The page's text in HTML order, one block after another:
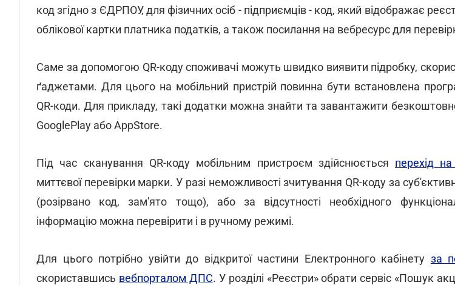
код згідно з ЄДРПОУ, для фізичних осіб - підприємців - код, який відображає
облікової картки платника податків, а також посилання на вебресурс для
Саме за допомогою QR-коду споживачі можуть швидко виявити підробку,
ґаджетами. Для цього на мобільний пристрій повинна бути встановлена
QR-коди. Для прикладу, такі додатки можна знайти та завантажити
GooglePlay або AppStore.
Під час сканування QR-коду мобільним пристроєм здійснюється перехід
миттєвої перевірки марки. У разі неможливості зчитування QR-коду за
(розірвано код, зам'ято тощо), або за відсутності необхідного
інформацію можна перевірити і в ручному режимі.
Для цього потрібно увійти до відкритої частини Електронного кабінету за
скориставшись вебпорталом ДПС. У розділі «Реєстри» обрати сервіс «Пошук